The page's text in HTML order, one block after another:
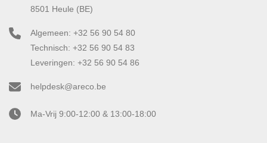
8501 Heule (BE)
Algemeen: +32 56 90 54 80
Technisch: +32 56 90 54 83
Leveringen: +32 56 90 54 86
helpdesk@areco.be
Ma-Vrij 9:00-12:00 & 13:00-18:00